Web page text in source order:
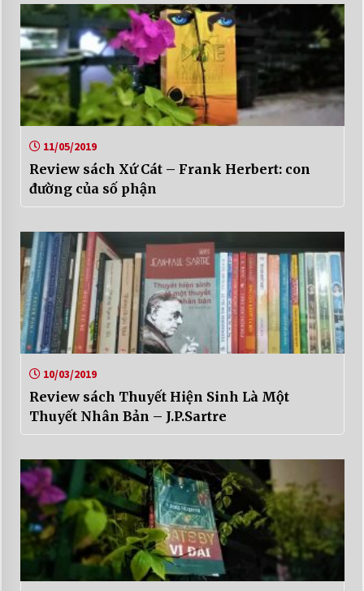
11/05/2019
Review sách Xứ Cát – Frank Herbert: con
đường của số phận
10/03/2019
Review sách Thuyết Hiện Sinh Là Một
Thuyết Nhân Bản – J.P.Sartre